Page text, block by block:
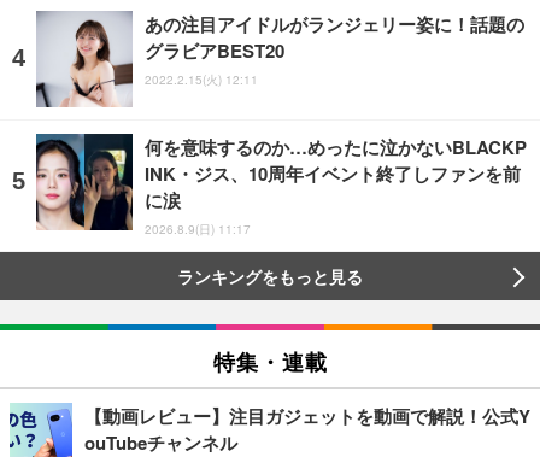
あの注目アイドルがランジェリー姿に！話題の
グラビアBEST20
2022.2.15(火) 12:11
何を意味するのか…めったに泣かないBLACKP
INK・ジス、10周年イベント終了しファンを前
に涙
2026.8.9(日) 11:17
ランキングをもっと見る
特集・連載
【動画レビュー】注目ガジェットを動画で解説！公式Y
ouTubeチャンネル